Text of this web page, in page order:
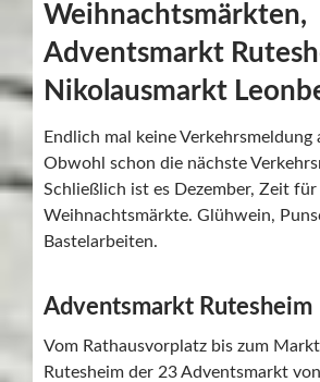
Weihnachtsmärkten,
Adventsmarkt
Nikolausmarkt
Endlich mal keine Verkehrsmeldung
Obwohl schon die nächste
Schließlich ist es Dezember, Zeit für
Weihnachtsmärkte. Glühwein,
Bastelarbeiten.
Adventsmarkt Rutesheim
Vom Rathausvorplatz bis zum
Rutesheim der 23 Adventsmarkt